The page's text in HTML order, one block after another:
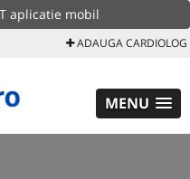
aplicatie mobil
ADAUGA CARDIOLOG
MENU